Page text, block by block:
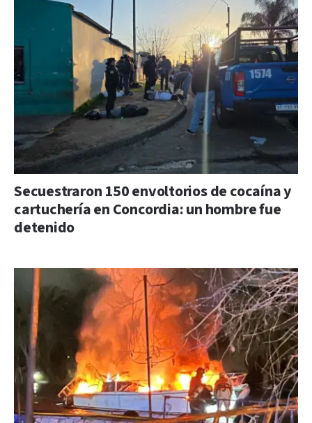
Secuestraron 150 envoltorios de cocaína y
cartuchería en Concordia: un hombre fue
detenido